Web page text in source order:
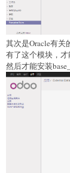
其次是Oracle有关
有了这个模块，
然后才能安装